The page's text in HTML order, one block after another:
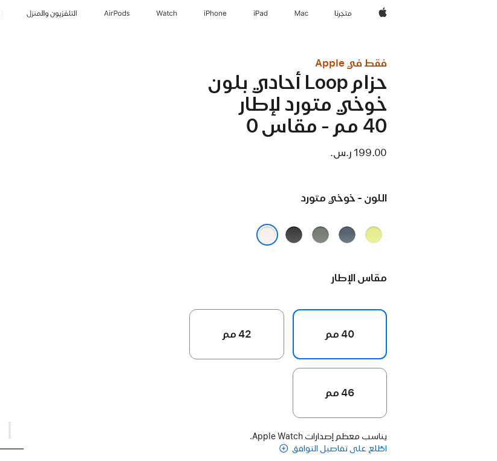
Apple‏المتجر Mac
iPad‏
iPhone
Watch
AirPods التلفزيون والمنزل
فقط في Apple
حزام Loop أحادي بلون
خوخي متورد لإطار
40 مم - مقاس 0
199.00 ر.س.‏
اللون - خوخي متورد
أصفر
أزرق
رمادي أسود
مقاس الإطار
40 مم 42 مم
46 مم
يناسب معظم إصدارات Apple Watch.
اطّلع على تفاصيل التوافق